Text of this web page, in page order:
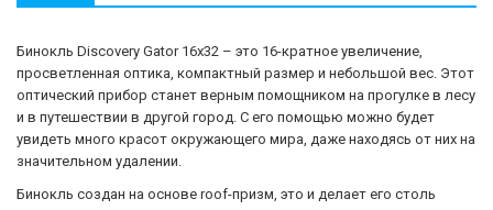
Бинокль Discovery Gator 16x32 – это 16-кратное увеличение,
просветленная оптика, компактный размер и небольшой вес. Этот
оптический прибор станет верным помощником на прогулке в лесу
и в путешествии в другой город. С его помощью можно будет
увидеть много красот окружающего мира, даже находясь от них на
значительном удалении.
Бинокль создан на основе roof-призм, это и делает его столь